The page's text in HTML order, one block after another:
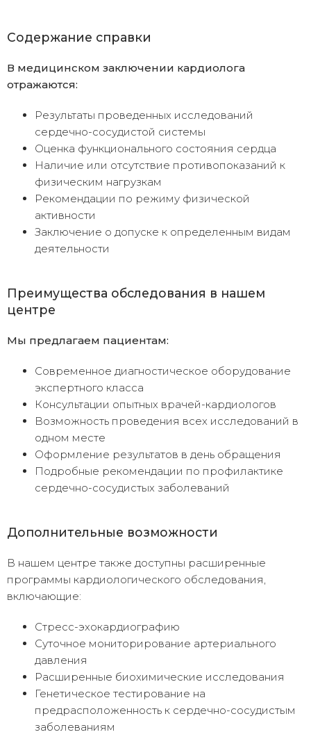
Содержание справки
В медицинском заключении кардиолога
отражаются:
Результаты проведенных исследований
сердечно-сосудистой системы
Оценка функционального состояния сердца
Наличие или отсутствие противопоказаний к
физическим нагрузкам
Рекомендации по режиму физической
активности
Заключение о допуске к определенным видам
деятельности
Преимущества обследования в нашем
центре
Мы предлагаем пациентам:
Современное диагностическое оборудование
экспертного класса
Консультации опытных врачей-кардиологов
Возможность проведения всех исследований в
одном месте
Оформление результатов в день обращения
Подробные рекомендации по профилактике
сердечно-сосудистых заболеваний
Дополнительные возможности
В нашем центре также доступны расширенные
программы кардиологического обследования,
включающие:
Стресс-эхокардиографию
Суточное мониторирование артериального
давления
Расширенные биохимические исследования
Генетическое тестирование на
предрасположенность к сердечно-сосудистым
заболеваниям